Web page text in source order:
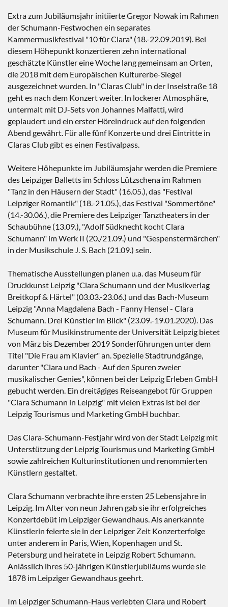
Extra zum Jubiläumsjahr initiierte Gregor Nowak im Rahmen
der Schumann-Festwochen ein separates
Kammermusikfestival "10 für Clara" (18.-22.09.2019). Bei
diesem Höhepunkt konzertieren zehn international
geschätzte Künstler eine Woche lang gemeinsam an Orten,
die 2018 mit dem Europäischen Kulturerbe-Siegel
ausgezeichnet wurden. In "Claras Club" in der Inselstraße 18
geht es nach dem Konzert weiter. In lockerer Atmosphäre,
untermalt mit DJ-Sets von Johannes Malfatti, wird
geplaudert und ein erster Höreindruck auf den folgenden
Abend gewährt. Für alle fünf Konzerte und drei Eintritte in
Claras Club gibt es einen Festivalpass.
Weitere Höhepunkte im Jubiläumsjahr werden die Premiere
des Leipziger Balletts im Schloss Lützschena im Rahmen
"Tanz in den Häusern der Stadt" (16.05.), das "Festival
Leipziger Romantik" (18.-21.05.), das Festival "Sommertöne"
(14.-30.06.), die Premiere des Leipziger Tanztheaters in der
Schaubühne (13.09.), "Adolf Südknecht kocht Clara
Schumann" im Werk II (20./21.09.) und "Gespenstermärchen"
in der Musikschule J. S. Bach (21.09.) sein.
Thematische Ausstellungen planen u.a. das Museum für
Druckkunst Leipzig "Clara Schumann und der Musikverlag
Breitkopf & Härtel" (03.03.-23.06.) und das Bach-Museum
Leipzig "Anna Magdalena Bach - Fanny Hensel - Clara
Schumann. Drei Künstler im Blick" (23.09.-19.01.2020). Das
Museum für Musikinstrumente der Universität Leipzig bietet
von März bis Dezember 2019 Sonderführungen unter dem
Titel "Die Frau am Klavier" an. Spezielle Stadtrundgänge,
darunter "Clara und Bach - Auf den Spuren zweier
musikalischer Genies", können bei der Leipzig Erleben GmbH
gebucht werden. Ein dreitägiges Reiseangebot für Gruppen
"Clara Schumann in Leipzig" mit vielen Extras ist bei der
Leipzig Tourismus und Marketing GmbH buchbar.
Das Clara-Schumann-Festjahr wird von der Stadt Leipzig mit
Unterstützung der Leipzig Tourismus und Marketing GmbH
sowie zahlreichen Kulturinstitutionen und renommierten
Künstlern gestaltet.
Clara Schumann verbrachte ihre ersten 25 Lebensjahre in
Leipzig. Im Alter von neun Jahren gab sie ihr erfolgreiches
Konzertdebüt im Leipziger Gewandhaus. Als anerkannte
Künstlerin feierte sie in der Leipziger Zeit Konzerterfolge
unter anderem in Paris, Wien, Kopenhagen und St.
Petersburg und heiratete in Leipzig Robert Schumann.
Anlässlich ihres 50-jährigen Künstlerjubiläums wurde sie
1878 im Leipziger Gewandhaus geehrt.
Im Leipziger Schumann-Haus verlebten Clara und Robert